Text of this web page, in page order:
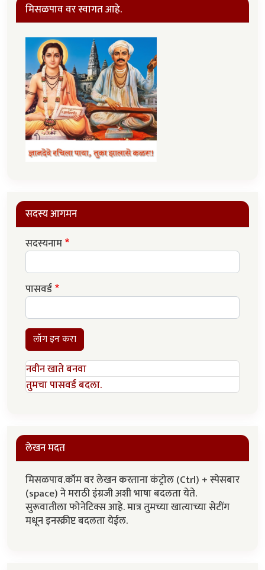
मिसळपाव वर स्वागत आहे.
सदस्य आगमन
सदस्यनाम
पासवर्ड
लॉग इन करा
नवीन खाते बनवा
तुमचा पासवर्ड बदला.
लेखन मदत
मिसळपाव.कॉम वर लेखन करताना कंट्रोल (Ctrl) + स्पेसबार
(space) ने मराठी इंग्रजी अशी भाषा बदलता येते.
सुरूवातीला फोनेटिक्स आहे. मात्र तुमच्या खात्याच्या सेटींग
मधून इनस्क्रीप्ट बदलता येईल.